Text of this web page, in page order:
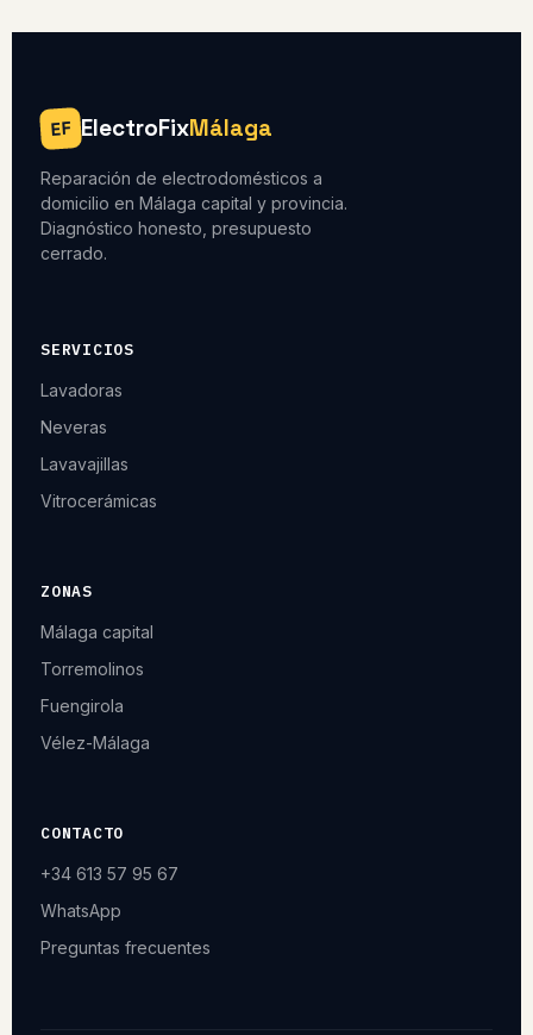
EF ElectroFixMálaga
Reparación de electrodomésticos a
domicilio en Málaga capital y provincia.
Diagnóstico honesto, presupuesto
cerrado.
SERVICIOS
Lavadoras
Neveras
Lavavajillas
Vitrocerámicas
ZONAS
Málaga capital
Torremolinos
Fuengirola
Vélez-Málaga
CONTACTO
+34 613 57 95 67
WhatsApp
Preguntas frecuentes